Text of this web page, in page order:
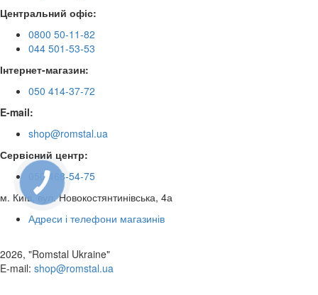
Центральний офіс:
0800 50-11-82
044 501-53-53
Інтернет-магазин:
050 414-37-72
E-mail:
shop@romstal.ua
Сервісний центр:
050 468-54-75
м. Київ, вул. Новокостянтинівська, 4а
Адреси і телефони магазинів
2026, "Romstal Ukraine"
​E-mail: shop@romstal.ua
КНОПКА
ЗВ'ЯЗКУ